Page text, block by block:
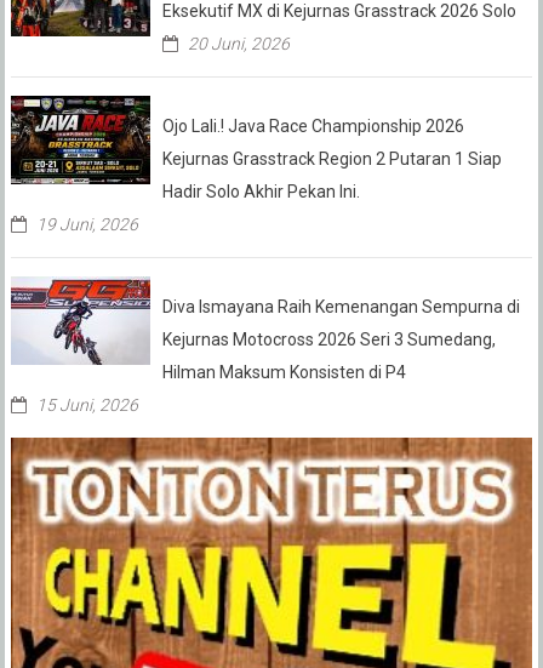
Eksekutif MX di Kejurnas Grasstrack 2026 Solo
20 Juni, 2026
Ojo Lali.! Java Race Championship 2026
Kejurnas Grasstrack Region 2 Putaran 1 Siap
Hadir Solo Akhir Pekan Ini.
19 Juni, 2026
Diva Ismayana Raih Kemenangan Sempurna di
Kejurnas Motocross 2026 Seri 3 Sumedang,
Hilman Maksum Konsisten di P4
15 Juni, 2026